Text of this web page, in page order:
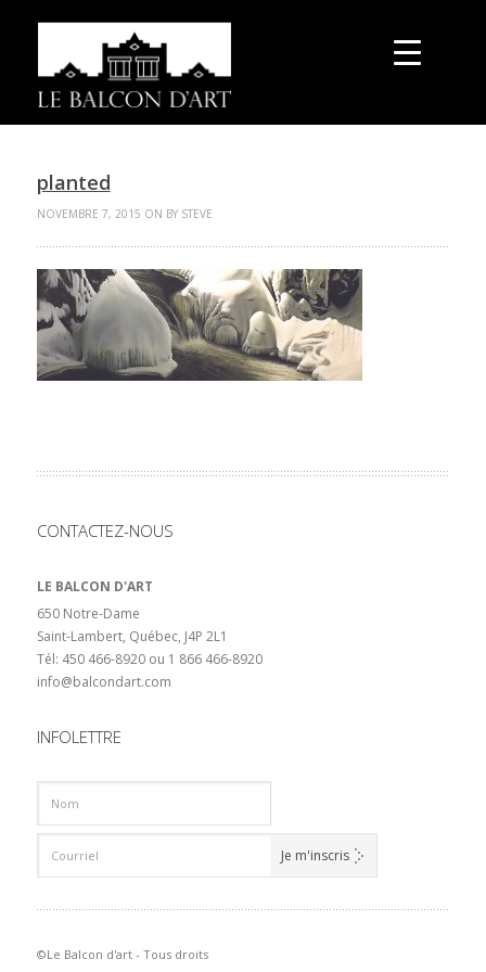
planted
NOVEMBRE 7, 2015 ON BY STEVE
CONTACTEZ-NOUS
LE BALCON D'ART
650 Notre-Dame
Saint-Lambert, Québec, J4P 2L1
Tél: 450 466-8920 ou 1 866 466-8920
info@balcondart.com
INFOLETTRE
©Le Balcon d'art - Tous droits